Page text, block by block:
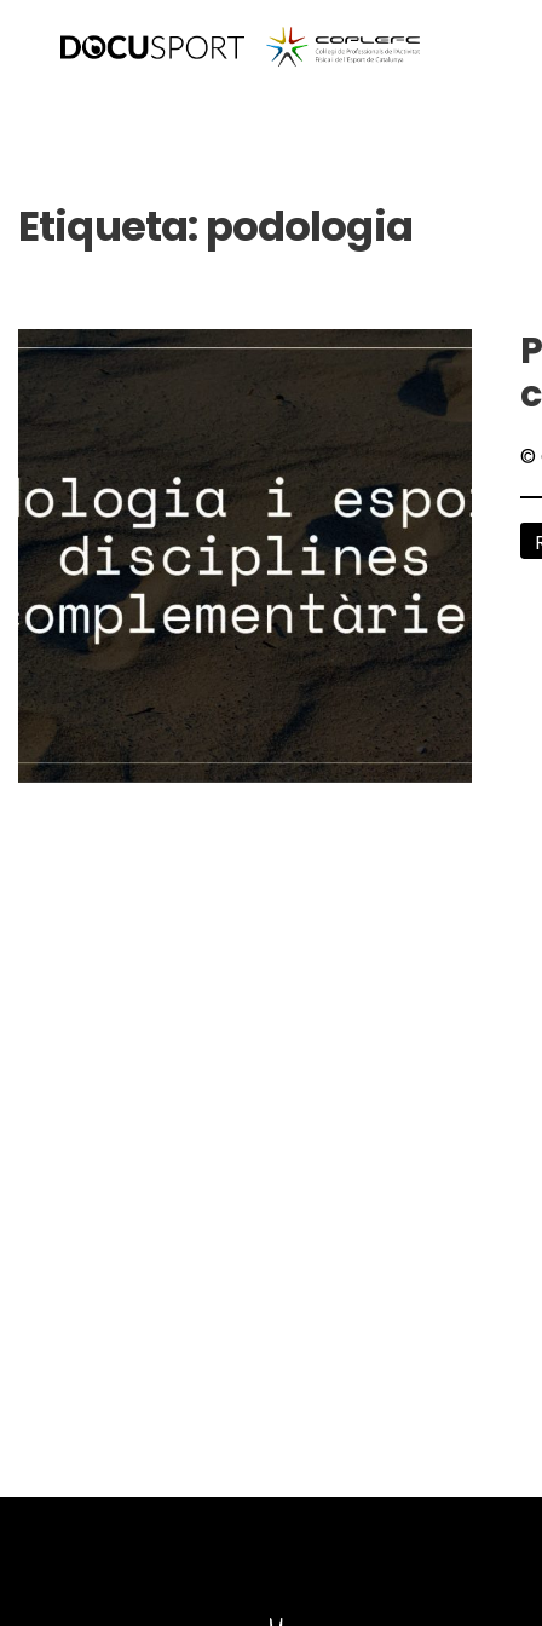
Etiqueta:podologia
©